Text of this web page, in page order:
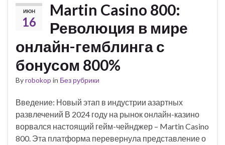
ИЮН
16
Martin Casino 800:
Революция в мире
онлайн-гемблинга с
бонусом 800%
Byrobokop in Без рубрики
Введение: Новый этап в индустрии азартных
развлечений В 2024 году на рынок онлайн-казино
ворвался настоящий гейм-чейнджер – Martin Casino
800. Эта платформа перевернула представление о